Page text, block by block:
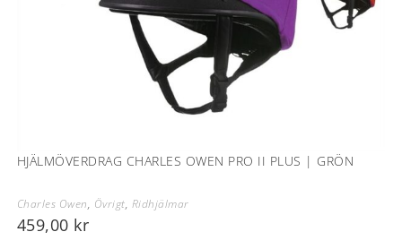
HJÄLMÖVERDRAG CHARLES OWEN PRO II PLUS | GRÖN
Charles Owen, Övrigt, Ridhjälmar
459,00 kr